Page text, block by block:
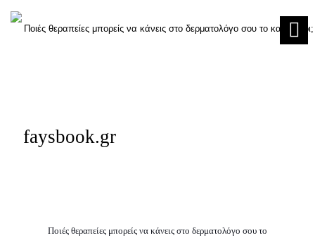
faysbook.gr
Ποιές θεραπείες μπορείς να κάνεις στο δερματολόγο σου το